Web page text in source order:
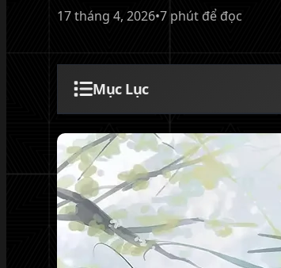
17 tháng 4, 2026•7 phút để đọc
Mục Lục